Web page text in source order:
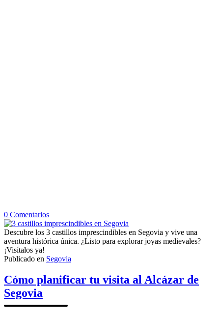
0 Comentariosen
3
castillos
imprescindibles
Segovia
Descubre los 3 castillos imprescindibles en Segovia y vive una
aventura histórica única. ¿Listo para explorar joyas medievales?
¡Visítalos ya!
Publicado en Segovia
Cómo planificar tu visita al Alcázar de
Segovia